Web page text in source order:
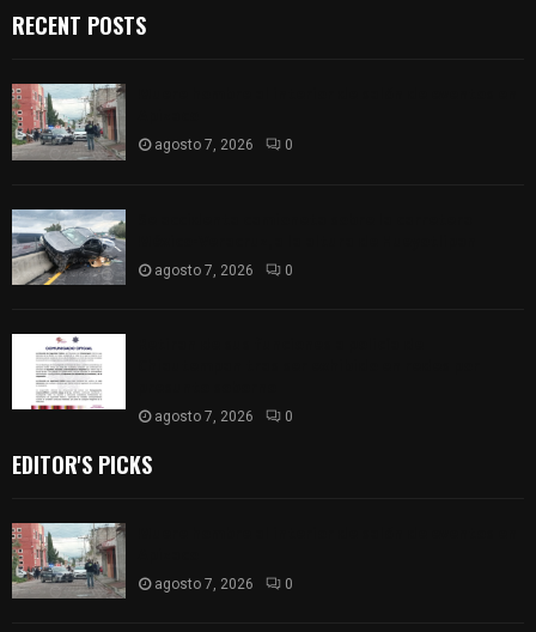
RECENT POSTS
agosto 7, 2026 0
agosto 7, 2026 0
agosto 7, 2026 0
EDITOR'S PICKS
agosto 7, 2026 0